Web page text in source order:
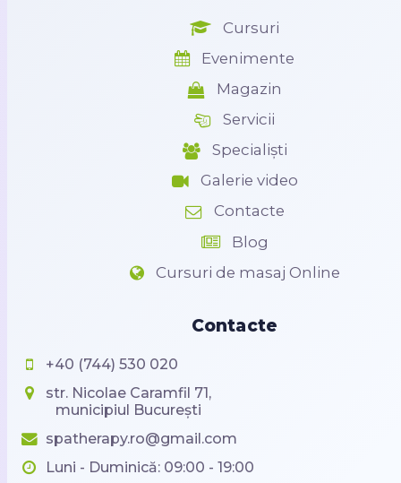
Cursuri
Evenimente
Magazin
Servicii
Specialiști
Galerie video
Contacte
Blog
Cursuri de masaj Online
Contacte
+40 (744) 530 020
str. Nicolae Caramfil 71,
municipiul București
spatherapy.ro@gmail.com
Luni - Duminică: 09:00 - 19:00